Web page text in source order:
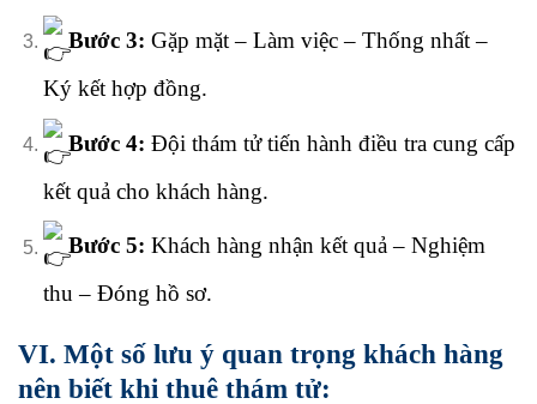
Bước 3: Gặp mặt – Làm việc – Thống nhất –
Ký kết hợp đồng.
Bước 4: Đội thám tử tiến hành điều tra cung cấp
kết quả cho khách hàng.
Bước 5: Khách hàng nhận kết quả – Nghiệm
thu – Đóng hồ sơ.
VI. Một số lưu ý quan trọng khách hàng
nên biết khi thuê thám tử: